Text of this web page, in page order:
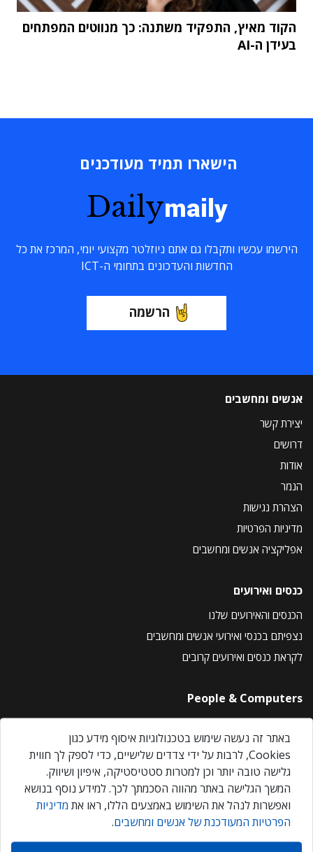
הקוד מאיץ, התפקיד משתנה: כך מנווטים המפתחים
בעידן ה-AI
הישארו תמיד מעודכנים
Dailymaily
הירשמו עכשיו ותקבלו גם אתם ניוזלטר מקצועי יומי, המרכז את כל
החדשות והעדכונים בתחומי ה-ICT
הרשמה
אנשים ומחשבים
יצירת קשר
דרושים
אודות
הנמר
הצהרת נגישות
מדיניות הפרטיות
אפליקציה אנשים ומחשבים
כנסים ואירועים
הכנסים והאירועים שלנו
נצפיתם בכנסי ואירועי אנשים ומחשבים
לקראת כנסים ואירועים קרובים
People & Computers
About Us
Privacy Policy
Contact Us
Our Events
אנשים ומחשבים © 2026 – כל הזכויות שמורות
באתר זה נעשה שימוש בטכנולוגיות איסוף מידע כגון
Cookies, לרבות על ידי צדדים שלישיים, כדי לספק לך חווית
גלישה טובה יותר וכן למטרות סטטיסטיקה, איפיון ושיווק.
המשך הגלישה באתר מהווה הסכמתך לכך. למידע נוסף בנושא
ואפשרות לנהל את השימוש באמצעים הללו, ראו את מדיניות
הפרטיות המעודכנת של אנשים ומחשבים.